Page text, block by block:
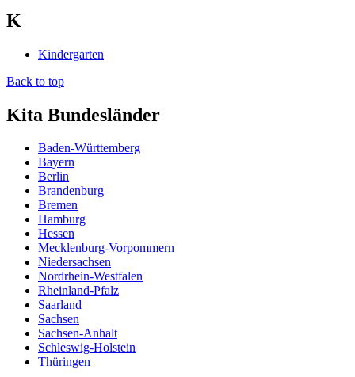
K
Kindergarten
Back to top
Kita Bundesländer
Baden-Württemberg
Bayern
Berlin
Brandenburg
Bremen
Hamburg
Hessen
Mecklenburg-Vorpommern
Niedersachsen
Nordrhein-Westfalen
Rheinland-Pfalz
Saarland
Sachsen
Sachsen-Anhalt
Schleswig-Holstein
Thüringen